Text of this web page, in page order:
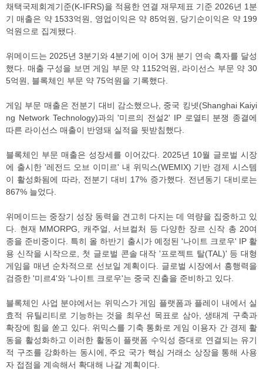
채택국제회계기준(K-IFRS)을 적용한 연결 재무제표 기준 2026년 1분
기 매출은 약 1533억원, 영업이익은 약 85억원, 당기순이익은 약 199
억원으로 집계됐다.
위메이드는 2025년 3분기와 4분기에 이어 3개 분기 연속 흑자를 달성
했다. 매출 구성을 보면 게임 부문 약 1152억원, 라이선스 부문 약 30
5억원, 블록체인 부문 약 75억원을 기록했다.
게임 부문 매출은 전분기 대비 감소했으나, 중국 킹넷(Shanghai Kaiyi
ng Network Technology)과의 '미르의 전설2' IP 로열티 분쟁 종결에
따른 라이선스 매출이 반영돼 실적을 뒷받침했다.
블록체인 부문 매출은 성장세를 이어갔다. 2025년 10월 글로벌 시장
에 출시한 '레전드 오브 이미르' 내 위믹스(WEMIX) 기반 경제 시스템
이 활성화됨에 따라, 전분기 대비 17% 증가했다. 전년동기 대비로는
867% 늘었다.
위메이드는 중장기 성장 동력을 견고히 다지는 데 역량을 집중하고 있
다. 현재 MMORPG, 캐주얼, 서브컬처 등 다양한 장르 신작 총 20여
종을 준비중이다. 특히 올 하반기 출시가 예정된 '나이트 크로우' IP 활
용 신작을 시작으로, 첫 글로벌 콘솔 대작 '프로젝트 탈(TAL)' 등 대형
게임을 매년 순차적으로 선보일 계획이다. 글로벌 시장에서 흥행력을
검증한 '미르4'와 '나이트 크로우'는 중국 진출을 준비하고 있다.
블록체인 사업 분야에서는 위믹스가 게임 플랫폼과 플레이 내에서 실
효적 유틸리티로 기능하는 것을 최우선 목표로 삼아, 생태계 구축과
확장에 힘을 쏟고 있다. 위믹스를 기축 통화로 게임 이용자 간 경제 활
동을 활성화하고 이러한 활동이 플랫폼 수익성 증대로 연결되는 유기
적 구조를 강화하는 동시에, 주요 국가 핵심 거래소 상장을 통해 사용
자 접점을 계속해서 확대해 나갈 계획이다.